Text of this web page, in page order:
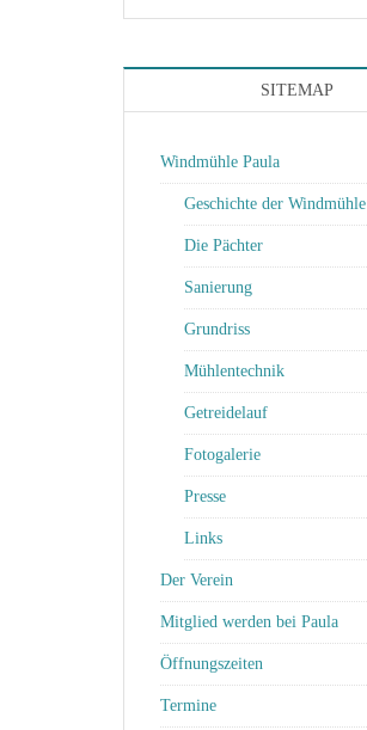
SITEMAP
Windmühle Paula
Geschichte der Windmühle
Die Pächter
Sanierung
Grundriss
Mühlentechnik
Getreidelauf
Fotogalerie
Presse
Links
Der Verein
Mitglied werden bei Paula
Öffnungszeiten
Termine